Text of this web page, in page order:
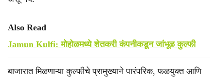
Also Read
Jamun Kulfi: मोहोळमध्ये शेतकरी कंपनीकडून जांभूळ कुल्फी
बाजारात मिळणाऱ्या कुल्फीचे प्रामुख्याने पारंपरिक, फळयुक्त आणि